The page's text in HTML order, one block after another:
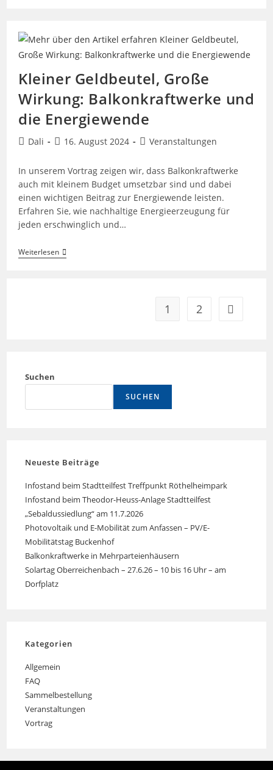
Selbst
Das
Werde
Teil
Der
Energiewende!
Kleiner Geldbeutel, Große
Wirkung: Balkonkraftwerke und
die Energiewende
Beitrags-
Dali
Beitrag
16. August 2024
Beitrags-
Veranstaltungen
In unserem Vortrag zeigen wir, dass Balkonkraftwerke
auch mit kleinem Budget umsetzbar sind und dabei
einen wichtigen Beitrag zur Energiewende leisten.
Erfahren Sie, wie nachhaltige Energieerzeugung für
jeden erschwinglich und…
WeiterlesenKleiner
Geldbeutel,
1 2 Zur
Suchen
SUCHEN
Neueste Beiträge
Infostand beim Stadtteilfest Treffpunkt Röthelheimpark
Infostand beim Theodor-Heuss-Anlage Stadtteilfest
„Sebaldussiedlung“ am 11.7.2026
Photovoltaik und E-Mobilität zum Anfassen – PV/E-
Mobilitätstag Buckenhof
Balkonkraftwerke in Mehrparteienhäusern
Solartag Oberreichenbach – 27.6.26 – 10 bis 16 Uhr – am
Dorfplatz
Kategorien
Allgemein
FAQ
Sammelbestellung
Veranstaltungen
Vortrag